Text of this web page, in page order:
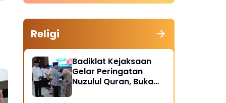
Religi
Badiklat Kejaksaan
Gelar Peringatan
Nuzulul Quran, Buka